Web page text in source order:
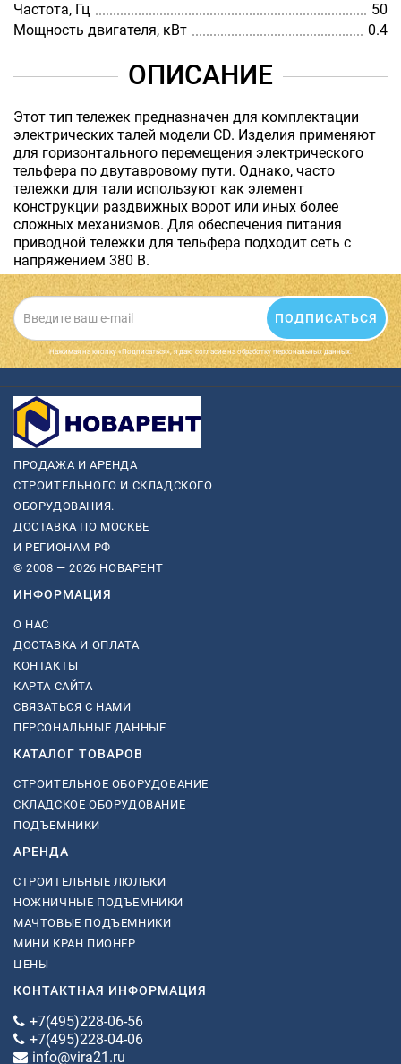
Частота, Гц
50
Мощность двигателя, кВт
0.4
ОПИСАНИЕ
Этот тип тележек предназначен для комплектации
электрических талей модели CD. Изделия применяют
для горизонтального перемещения электрического
тельфера по двутавровому пути. Однако, часто
тележки для тали используют как элемент
конструкции раздвижных ворот или иных более
сложных механизмов. Для обеспечения питания
приводной тележки для тельфера подходит сеть с
напряжением 380 В.
ПОДПИСАТЬСЯ
Нажимая на кнопку «Подписаться», я даю cогласие на обработку персональных данных.
ПРОДАЖА И АРЕНДА
СТРОИТЕЛЬНОГО И СКЛАДСКОГО
ОБОРУДОВАНИЯ.
ДОСТАВКА ПО МОСКВЕ
И РЕГИОНАМ РФ
© 2008 — 2026 НОВАРЕНТ
ИНФОРМАЦИЯ
О НАС
ДОСТАВКА И ОПЛАТА
КОНТАКТЫ
КАРТА САЙТА
СВЯЗАТЬСЯ С НАМИ
ПЕРСОНАЛЬНЫЕ ДАННЫЕ
КАТАЛОГ ТОВАРОВ
СТРОИТЕЛЬНОЕ ОБОРУДОВАНИЕ
СКЛАДСКОЕ ОБОРУДОВАНИЕ
ПОДЪЕМНИКИ
АРЕНДА
СТРОИТЕЛЬНЫЕ ЛЮЛЬКИ
НОЖНИЧНЫЕ ПОДЪЕМНИКИ
МАЧТОВЫЕ ПОДЪЕМНИКИ
МИНИ КРАН ПИОНЕР
ЦЕНЫ
КОНТАКТНАЯ ИНФОРМАЦИЯ
+7(495)228-06-56
+7(495)228-04-06
info@vira21.ru